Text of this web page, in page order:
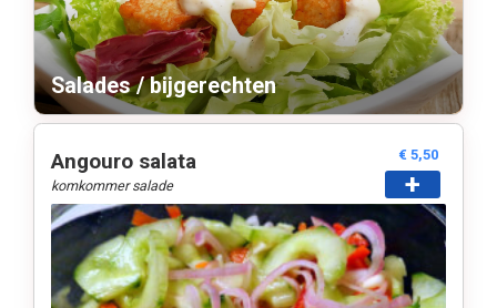
Salades / bijgerechten
Angouro salata
komkommer salade
€ 5,50
+